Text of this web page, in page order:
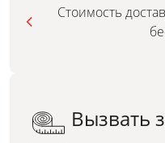
Стоимость
Вызвать